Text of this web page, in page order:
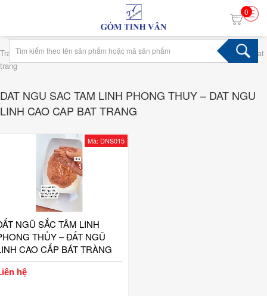
0
Trang chủ › Tag dat ngu sac tam linh phong thuy – dat ngu linh cao cap bat
trang
DAT NGU SAC TAM LINH PHONG THUY – DAT NGU
LINH CAO CAP BAT TRANG
Mã: DNS015
NGŨ SẮC TÂM LINH
THỦY – ĐẤT NGŨ
CAO CẤP BÁT TRÀNG
hệ